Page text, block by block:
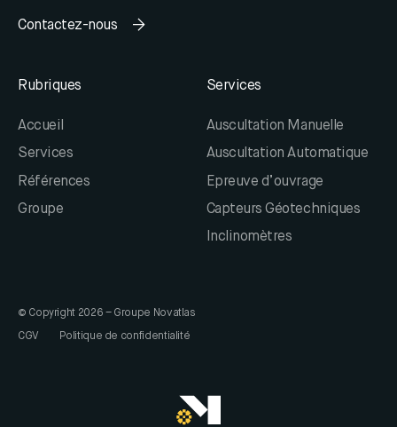
En savoir plus
Contactez-nous
Rubriques
Accueil
Services
Références
Groupe
Services
Auscultation Manuelle
Auscultation Automatique
Epreuve d’ouvrage
Capteurs Géotechniques
Inclinomètres
© Copyright 2026 – Groupe Novatlas
CGV Politique de confidentialité